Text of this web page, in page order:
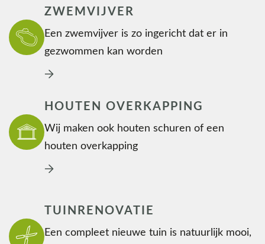
ZWEMVIJVER
Een zwemvijver is zo ingericht dat er in
gezwommen kan worden
HOUTEN OVERKAPPING
Wij maken ook houten schuren of een
houten overkapping
TUINRENOVATIE
Een compleet nieuwe tuin is natuurlijk mooi,